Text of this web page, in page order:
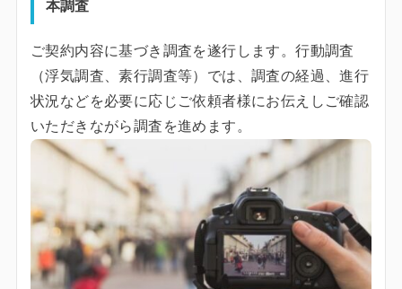
本調査
ご契約内容に基づき調査を遂行します。行動調査
（浮気調査、素行調査等）では、調査の経過、進行
状況などを必要に応じご依頼者様にお伝えしご確認
いただきながら調査を進めます。